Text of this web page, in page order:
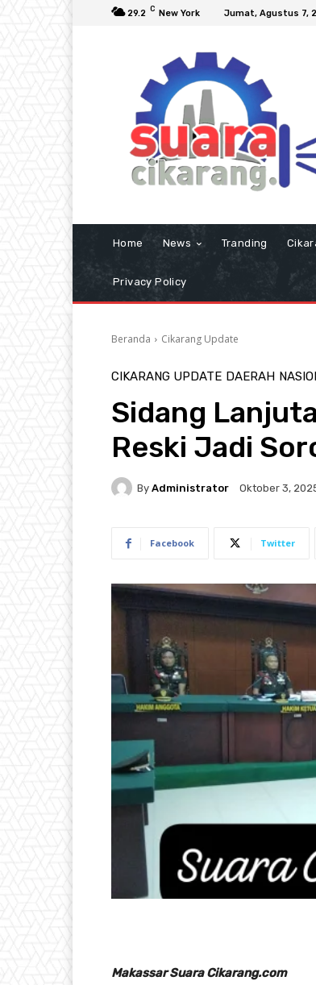
29.2 C New York Jumat, Agustus 7,
Home News Tranding
Privacy Policy
Beranda Cikarang Update
CIKARANG UPDATE DAERAH
Sidang
Reski Jadi
By Administrator Oktober 3,
Facebook Twitter
Makassar Suara Cikarang.com